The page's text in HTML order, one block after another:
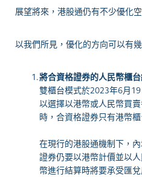
展望將來，港股通仍有不少優化空
以我們所見，優化的方向可以有
將合資格證券的人民幣櫃台
雙櫃台模式於2023年6月
以選擇以港幣或人民幣買
時，合資格證券只有港幣
在現行的港股通機制下，
證券仍要以港幣計價並以
幣進行結算時將要承受匯